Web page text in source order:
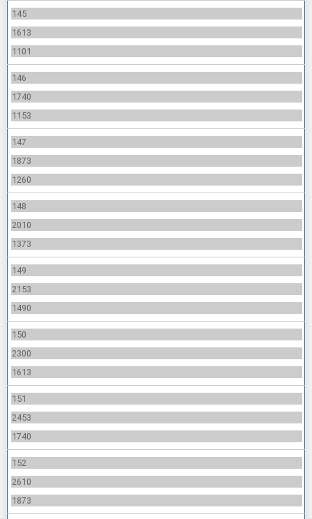
145
1613
1101
146
1740
1153
147
1873
1260
148
2010
1373
149
2153
1490
150
2300
1613
151
2453
1740
152
2610
1873